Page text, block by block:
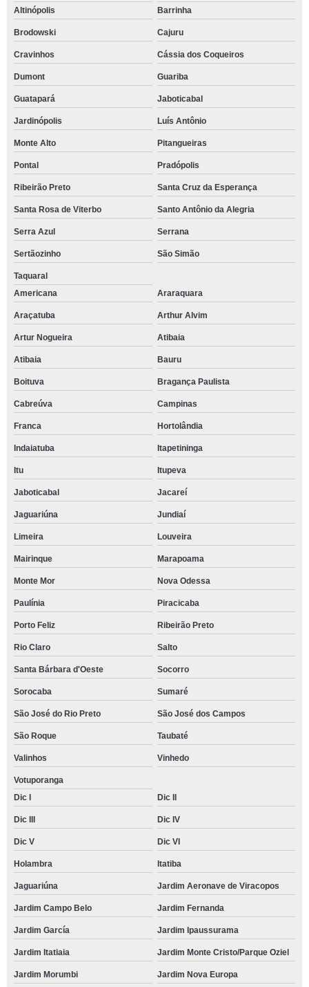
Altinópolis Barrinha
Brodowski Cajuru
Cravinhos Cássia dos Coqueiros
Dumont Guariba
Guatapará Jaboticabal
Jardinópolis Luís Antônio
Monte Alto Pitangueiras
Pontal Pradópolis
Ribeirão Preto Santa Cruz da Esperança
Santa Rosa de Viterbo Santo Antônio da Alegria
Serra Azul Serrana
Sertãozinho São Simão
Taquaral
Americana
Araraquara
Araçatuba Arthur Alvim
Artur Nogueira Atibaia
Atibaia Bauru
Boituva Bragança Paulista
Cabreúva Campinas
Franca Hortolândia
Indaiatuba Itapetininga
Itu Itupeva
Jaboticabal Jacareí
Jaguariúna Jundiaí
Limeira Louveira
Mairinque Marapoama
Monte Mor Nova Odessa
Paulínia Piracicaba
Porto Feliz Ribeirão Preto
Rio Claro Salto
Santa Bárbara d'Oeste Socorro
Sorocaba Sumaré
São José do Rio Preto São José dos Campos
São Roque Taubaté
Valinhos Vinhedo
Votuporanga
Dic I
Dic II
Dic III Dic IV
Dic V Dic VI
Holambra Itatiba
Jaguariúna Jardim Aeronave de Viracopos
Jardim Campo Belo Jardim Fernanda
Jardim García Jardim Ipaussurama
Jardim Itatiaia Jardim Monte Cristo/Parque Oziel
Jardim Morumbi Jardim Nova Europa